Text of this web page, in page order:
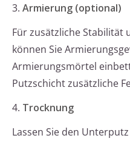
3. Armierung (optional)
Für zusätzliche Stabilität
können Sie
Armierungsmörtel
Putzschicht zusätzliche
4. Trocknung
Lassen Sie den